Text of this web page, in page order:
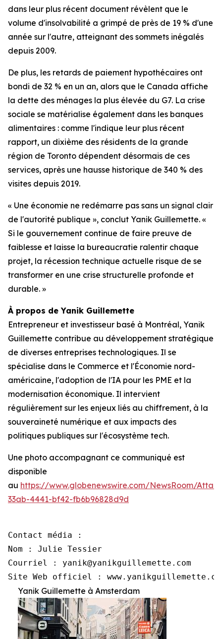
dans leur plus récent document révèlent que le
volume d'insolvabilité a grimpé de près de 19 % d'une
année sur l'autre, atteignant des sommets inégalés
depuis 2009.
De plus, les retards de paiement hypothécaires ont
bondi de 32 % en un an, alors que le Canada affiche
la dette des ménages la plus élevée du G7. La crise
sociale se matérialise également dans les banques
alimentaires : comme l'indique leur plus récent
rapport, un dixième des résidents de la grande
région de Toronto dépendent désormais de ces
services, après une hausse historique de 340 % des
visites depuis 2019.
« Une économie ne redémarre pas sans un signal clair
de l'autorité publique », conclut Yanik Guillemette. «
Si le gouvernement continue de faire preuve de
faiblesse et laisse la bureaucratie ralentir chaque
projet, la récession technique actuelle risque de se
transformer en une crise structurelle profonde et
durable. »
À propos de Yanik Guillemette
Entrepreneur et investisseur basé à Montréal, Yanik
Guillemette contribue au développement stratégique
de diverses entreprises technologiques. Il se
spécialise dans le Commerce et l'Économie nord-
américaine, l'adoption de l'IA pour les PME et la
modernisation économique. Il intervient
régulièrement sur les enjeux liés au chiffrement, à la
souveraineté numérique et aux impacts des
politiques publiques sur l'écosystème tech.
Une photo accompagnant ce communiqué est
disponible
au https://www.globenewswire.com/NewsRoom/
33ab-4441-bf42-fb6b96828d9d
Contact média :
Nom : Julie Tessier
Courriel : yanik@yanikguillemette.com
Site Web officiel :
Yanik Guillemette à Amsterdam